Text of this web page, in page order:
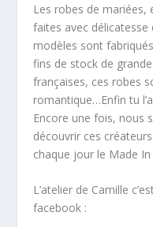
Les robes de mariées,
faites avec
modèles sont
fins de stock de
françaises, ces robes
romantique…Enfin tu
Encore une fois, nous
découvrir ces
chaque jour le Made In
L’atelier de Camille
facebook :